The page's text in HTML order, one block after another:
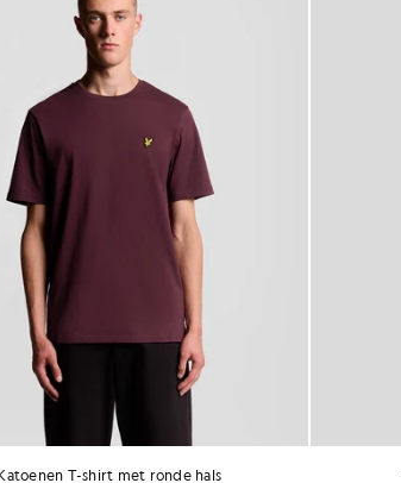
T-shirt met sportjacquardband